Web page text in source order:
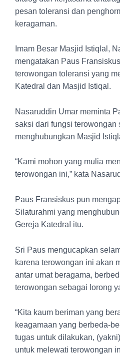
pesan toleransi dan
keragaman.
Imam Besar Masjid Istiqlal,
mengatakan Paus
terowongan toleransi yang
Katedral dan Masjid Istiqal.
Nasaruddin Umar meminta
saksi dari fungsi terowongan
menghubungkan Masjid
“Kami mohon yang mulia
terowongan ini,” kata
Paus Fransiskus pun
Silaturahmi yang
Gereja KatedraI itu.
Sri Paus mengucapkan
karena terowongan ini akan
antar umat beragama,
terowongan sebagai lorong
“Kita kaum beriman yang
keagamaan yang berbeda-
tugas untuk dilakukan,
untuk melewati terowongan